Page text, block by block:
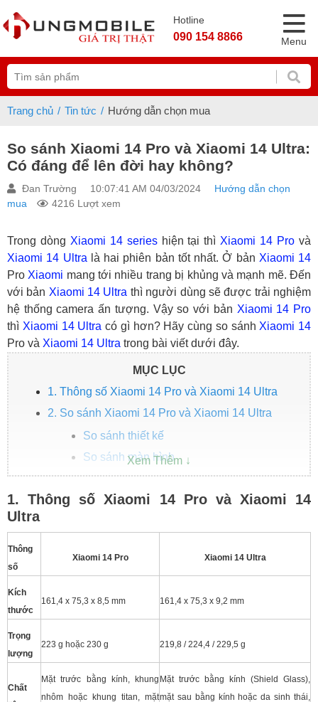
Hotline
090 154 8866 Menu
Trang chủ Tin tức Hướng dẫn chọn mua
So sánh Xiaomi 14 Pro và Xiaomi 14 Ultra:
Có đáng để lên đời hay không?
Đan Trường 10:07:41 AM 04/03/2024
Hướng dẫn chọn
mua
4216 Lượt xem
Trong dòng Xiaomi 14 serieshiện tại thì Xiaomi 14 Pro và
Xiaomi 14 Ultra là hai phiên bản tốt nhất. Ở bản Xiaomi 14
Pro Xiaomi mang tới nhiều trang bị khủng và mạnh mẽ. Đến
với bản Xiaomi 14 Ultra thì người dùng sẽ được trải nghiệm
hệ thống camera ấn tượng. Vậy so với bản Xiaomi 14 Pro
thì Xiaomi 14 Ultra có gì hơn? Hãy cùng so sánh Xiaomi 14
Pro và Xiaomi 14 Ultra trong bài viết dưới đây.
MỤC LỤC
1. Thông số Xiaomi 14 Pro và Xiaomi 14 Ultra
2. So sánh Xiaomi 14 Pro và Xiaomi 14 Ultra
So sánh thiết kế
So sánh màn hình
So sánh camera
So sánh hiệu suất
4. Ưu điểm của Xiaomi 14 Pro và Xiaomi 14 Ultra
1. Thông số Xiaomi 14 Pro và Xiaomi 14
Ultra
Thông
số
Xiaomi 14 Pro Xiaomi 14 Ultra
Kích
thước
161,4 x 75,3 x 8,5 mm 161,4 x 75,3 x 9,2 mm
Trọng
lượng
223 g hoặc 230 g 219,8 / 224,4 / 229,5 g
Chất
Mặt trước bằng kính, khung
nhôm hoặc khung titan, mặt
Mặt trước bằng kính (Shield Glass),
mặt sau bằng kính hoặc da sinh thái,